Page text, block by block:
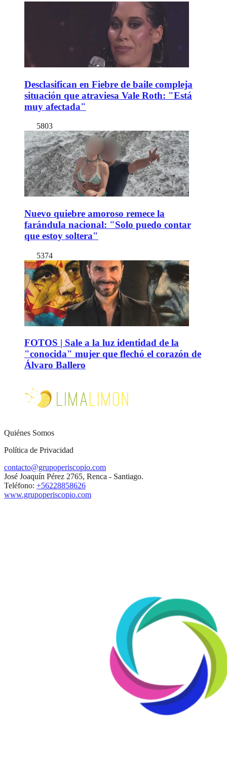
Desclasifican en Fiebre de baile compleja
situación que atraviesa Vale Roth: "Está
muy afectada"
5803
Nuevo quiebre amoroso remece la
farándula nacional: "Solo puedo contar
que estoy soltera"
5374
FOTOS | Sale a la luz identidad de la
"conocida" mujer que flechó el corazón de
Álvaro Ballero
Quiénes Somos
Política de Privacidad
contacto@grupoperiscopio.com
José Joaquín Pérez 2765, Renca - Santiago.
Teléfono: +56228858626
www.grupoperiscopio.com